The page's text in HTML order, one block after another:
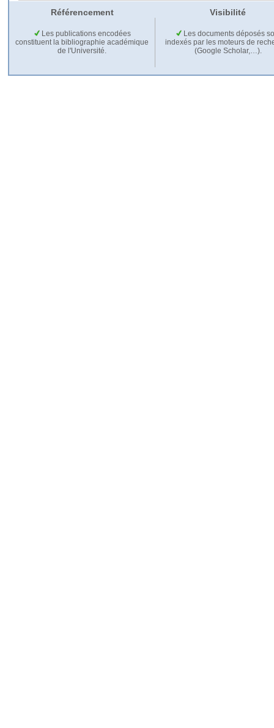
Référencement Visibilité
Les publications encodées
constituent la bibliographie académique
de l'Université.
Les documents déposés
indexés par les moteurs de
(Google Scholar,…).